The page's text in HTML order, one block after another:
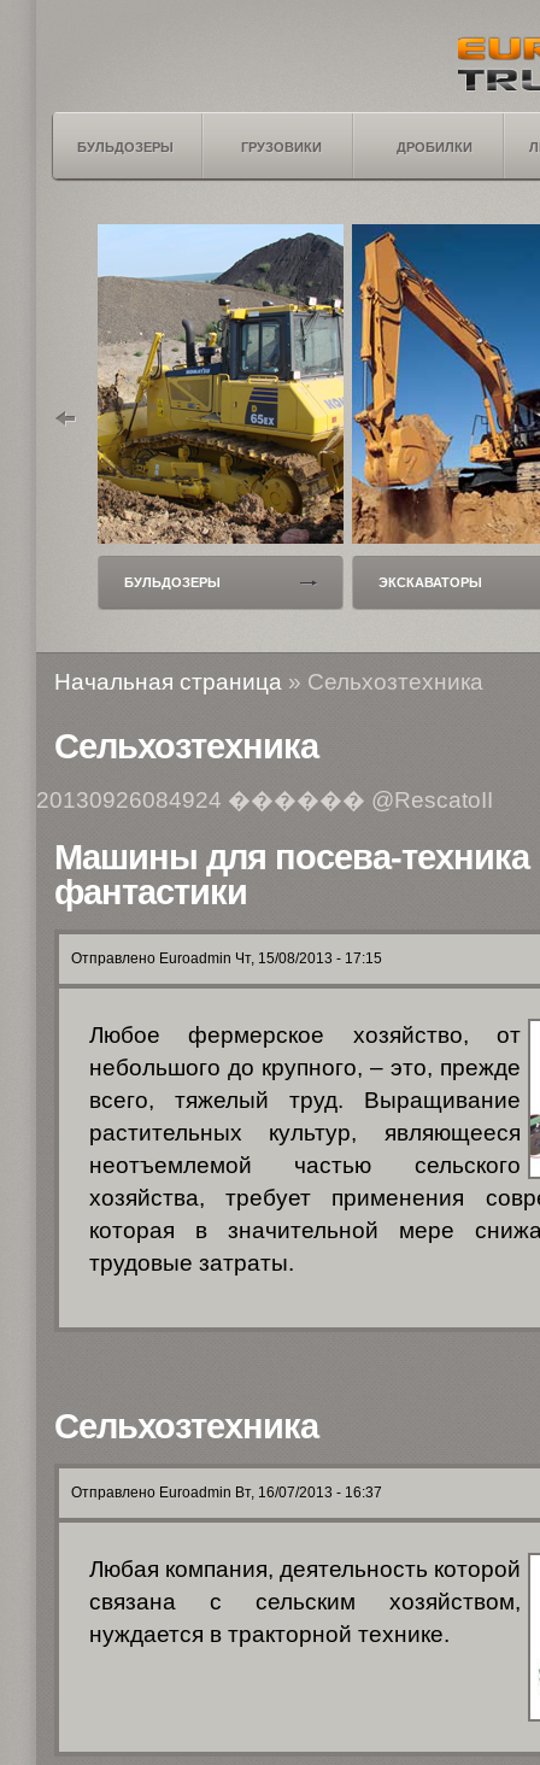
БУЛЬДОЗЕРЫ ГРУЗОВИКИ ДРОБИЛКИ
ЭКСКАВАТОРЫ
Начальная страница » Сельхозтехника
Сельхозтехника
20130926084924 ������ @RescatoII
Машины для посева-техника
фантастики
Отправлено Euroadmin Чт, 15/08/2013 - 17:15
Любое фермерское хозяйство, от
небольшого до крупного, – это, прежде
всего, тяжелый труд. Выращивание
растительных культур, являющееся
неотъемлемой частью сельского
хозяйства, требует применения
которая в значительной мере
трудовые затраты.
Сельхозтехника
Отправлено Euroadmin Вт, 16/07/2013 - 16:37
Любая компания, деятельность которой
связана с сельским хозяйством,
нуждается в тракторной технике.